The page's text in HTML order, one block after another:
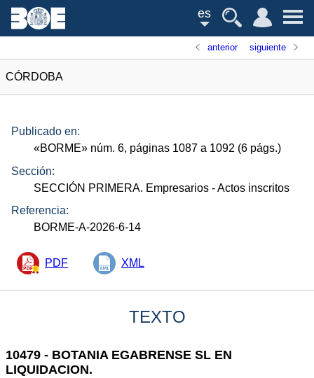
es
anterior siguiente
CÓRDOBA
Publicado en:
«BORME» núm. 6, páginas 1087 a 1092 (6 págs.)
Sección:
SECCIÓN PRIMERA. Empresarios - Actos inscritos
Referencia:
BORME-A-2026-6-14
PDF XML
TEXTO
10479 - BOTANIA EGABRENSE SL EN
LIQUIDACION.